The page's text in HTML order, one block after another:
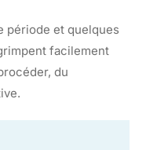
période et quelques
facilement
du